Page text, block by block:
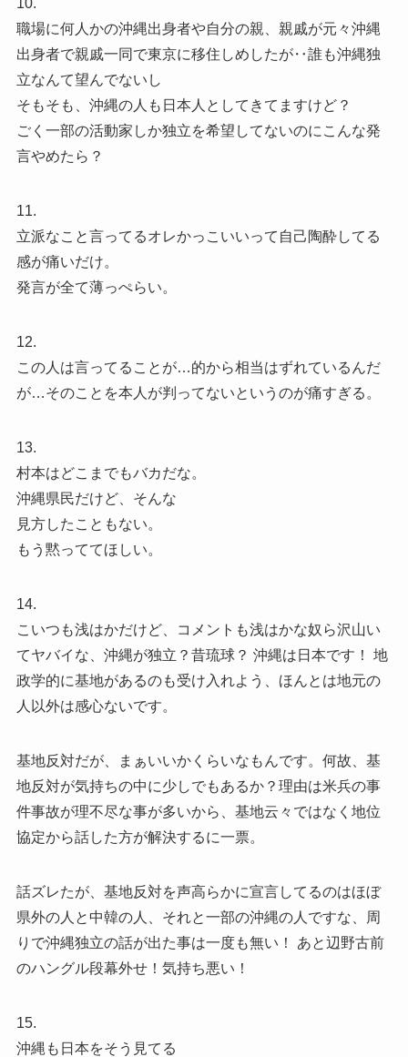
職場に何人かの沖縄出身者や自分の親、親戚が元々沖縄
出身者で親戚一同で東京に移住しめしたが‥誰も沖縄独
立なんて望んでないし
そもそも、沖縄の人も日本人としてきてますけど？
ごく一部の活動家しか独立を希望してないのにこんな発
言やめたら？
11.
立派なこと言ってるオレかっこいいって自己陶酔してる
感が痛いだけ。
発言が全て薄っぺらい。
12.
この人は言ってることが…的から相当はずれているんだ
が…そのことを本人が判ってないというのが痛すぎる。
13.
村本はどこまでもバカだな。
沖縄県民だけど、そんな
見方したこともない。
もう黙っててほしい。
14.
こいつも浅はかだけど、コメントも浅はかな奴ら沢山い
てヤバイな、沖縄が独立？昔琉球？ 沖縄は日本です！ 地
政学的に基地があるのも受け入れよう、ほんとは地元の
人以外は感心ないです。
基地反対だが、まぁいいかくらいなもんです。何故、基
地反対が気持ちの中に少しでもあるか？理由は米兵の事
件事故が理不尽な事が多いから、基地云々ではなく地位
協定から話した方が解決するに一票。
話ズレたが、基地反対を声高らかに宣言してるのはほぼ
県外の人と中韓の人、それと一部の沖縄の人ですな、周
りで沖縄独立の話が出た事は一度も無い！ あと辺野古前
のハングル段幕外せ！気持ち悪い！
15.
沖縄も日本をそう見てる